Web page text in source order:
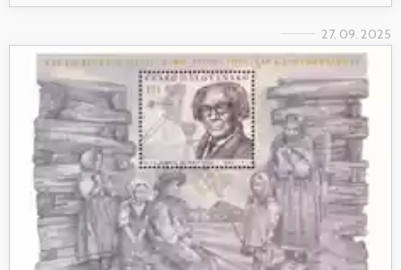
27. 09. 2025